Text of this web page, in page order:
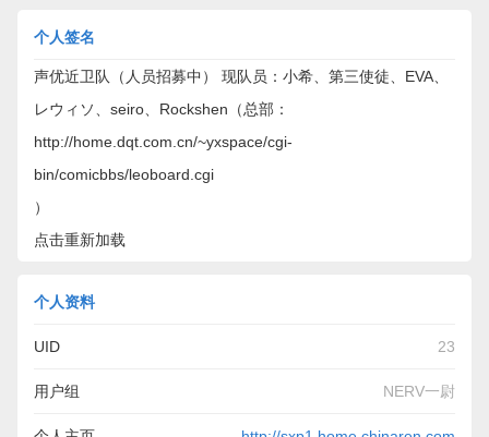
个人签名
声优近卫队（人员招募中） 现队员：小希、第三使徒、EVA、
レウィソ、seiro、Rockshen（总部：
http://home.dqt.com.cn/~yxspace/cgi-
bin/comicbbs/leoboard.cgi
）
点击重新加载
个人资料
UID 23
用户组 NERV一尉